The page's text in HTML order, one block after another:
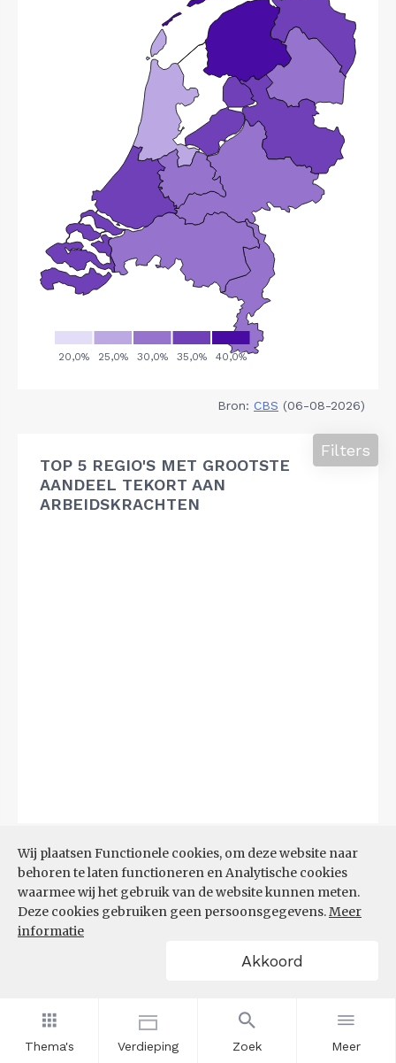
Thema's Verdieping Zoek Meer
Wij plaatsen Functionele cookies, om deze website naar
behoren te laten functioneren en Analytische cookies
waarmee wij het gebruik van de website kunnen meten.
Deze cookies gebruiken geen persoonsgegevens.Meer
informatie
Akkoord
Bron: CBS (06-08-2026)
TOP 5 REGIO'S MET GROOTSTE
AANDEEL TEKORT AAN
ARBEIDSKRACHTEN
Filters
TOP 10 REGIO'S MET KLEINSTE
AANDEEL TEKORT AAN
ARBEIDSKRACHTEN
Filters